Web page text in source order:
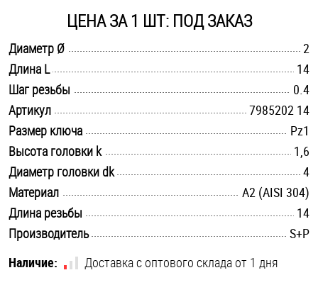
Стопорные кольца
Такелаж
Хомуты
Шайбы
Шпильки
Шплинты
Штифты и пальцы
ЦЕНА ЗА 1 ШТ: ПОД ЗАКАЗ
Диаметр Ø
2
Длина L
14
Шаг резьбы
0.4
Артикул
7985202 14
Размер ключа
Pz1
Высота головки k
1,6
Диаметр головки dk
4
Материал
А2 (AISI 304)
Длина резьбы
14
Производитель
S+P
Наличие:
Доставка с оптового склада от 1 дня